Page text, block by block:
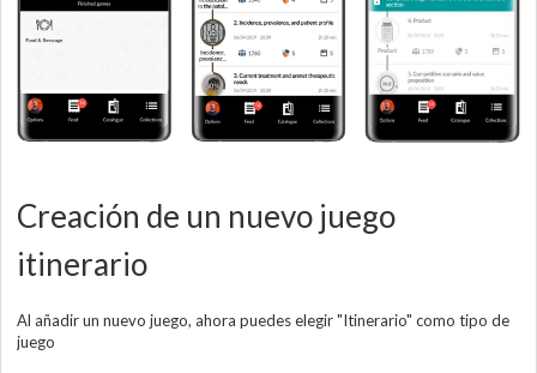
Creación de un nuevo juego
itinerario
Al añadir un nuevo juego, ahora puedes elegir "Itinerario" como tipo de
juego